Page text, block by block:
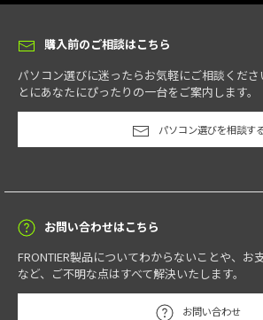
購入前のご相談はこちら
パソコン選びに迷ったらお気軽にご相談くだ
とにあなたにぴったりの一台をご案内します。
パソコン選びを相談す
お問い合わせはこちら
FRONTIER製品についてわからないことや、お
など、ご不明な点はすべて解決いたします。
お問い合わせ